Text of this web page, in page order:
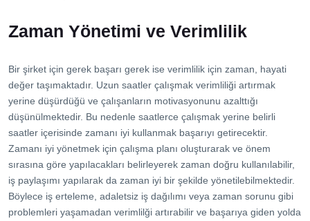
Zaman Yönetimi ve Verimlilik
Bir şirket için gerek başarı gerek ise verimlilik için zaman, hayati
değer taşımaktadır. Uzun saatler çalışmak verimliliği artırmak
yerine düşürdüğü ve çalışanların motivasyonunu azalttığı
düşünülmektedir. Bu nedenle saatlerce çalışmak yerine belirli
saatler içerisinde zamanı iyi kullanmak başarıyı getirecektir.
Zamanı iyi yönetmek için çalışma planı oluşturarak ve önem
sırasına göre yapılacakları belirleyerek zaman doğru kullanılabilir,
iş paylaşımı yapılarak da zaman iyi bir şekilde yönetilebilmektedir.
Böylece iş erteleme, adaletsiz iş dağılımı veya zaman sorunu gibi
problemleri yaşamadan verimlilği artırabilir ve başarıya giden yolda